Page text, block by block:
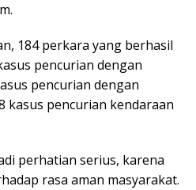
184 perkara yang berhasil
pencurian dengan
pencurian dengan
kasus pencurian kendaraan
perhatian serius, karena
rasa aman masyarakat.